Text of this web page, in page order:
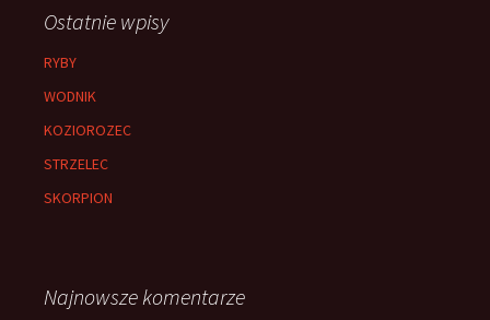
Ostatnie wpisy
RYBY
WODNIK
KOZIOROZEC
STRZELEC
SKORPION
Najnowsze komentarze